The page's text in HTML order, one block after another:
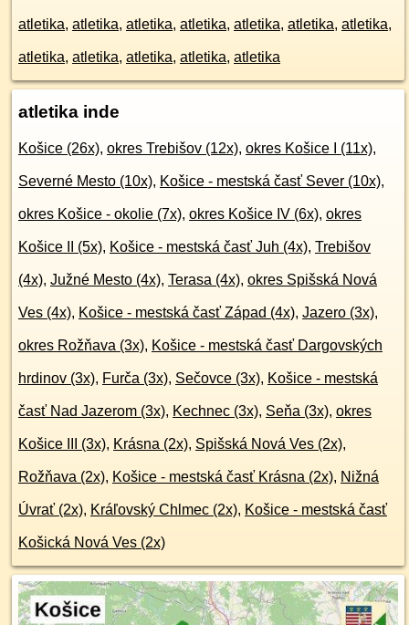
atletika, atletika, atletika, atletika, atletika, atletika, atletika,
atletika, atletika, atletika, atletika, atletika
atletika inde
Košice (26x), okres Trebišov (12x), okres Košice I (11x),
Severné Mesto (10x), Košice - mestská časť Sever (10x),
okres Košice - okolie (7x), okres Košice IV (6x), okres
Košice II (5x), Košice - mestská časť Juh (4x), Trebišov
(4x), Južné Mesto (4x), Terasa (4x), okres Spišská Nová
Ves (4x), Košice - mestská časť Západ (4x), Jazero (3x),
okres Rožňava (3x), Košice - mestská časť Dargovských
hrdinov (3x), Furča (3x), Sečovce (3x), Košice - mestská
časť Nad Jazerom (3x), Kechnec (3x), Seňa (3x), okres
Košice III (3x), Krásna (2x), Spišská Nová Ves (2x),
Rožňava (2x), Košice - mestská časť Krásna (2x), Nižná
Úvrať (2x), Kráľovský Chlmec (2x), Košice - mestská časť
Košická Nová Ves (2x)